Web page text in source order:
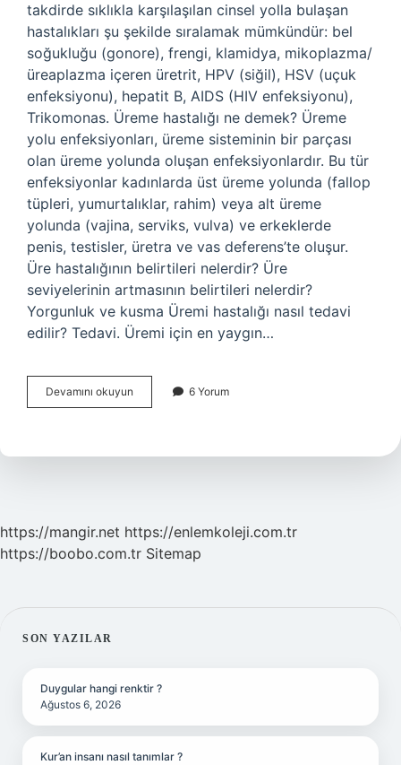
takdirde sıklıkla karşılaşılan cinsel yolla bulaşan
hastalıkları şu şekilde sıralamak mümkündür: bel
soğukluğu (gonore), frengi, klamidya, mikoplazma/
üreaplazma içeren üretrit, HPV (siğil), HSV (uçuk
enfeksiyonu), hepatit B, AIDS (HIV enfeksiyonu),
Trikomonas. Üreme hastalığı ne demek? Üreme
yolu enfeksiyonları, üreme sisteminin bir parçası
olan üreme yolunda oluşan enfeksiyonlardır. Bu tür
enfeksiyonlar kadınlarda üst üreme yolunda (fallop
tüpleri, yumurtalıklar, rahim) veya alt üreme
yolunda (vajina, serviks, vulva) ve erkeklerde
penis, testisler, üretra ve vas deferens’te oluşur.
Üre hastalığının belirtileri nelerdir? Üre
seviyelerinin artmasının belirtileri nelerdir?
Yorgunluk ve kusma Üremi hastalığı nasıl tedavi
edilir? Tedavi. Üremi için en yaygın…
Devamını okuyun
Hastalığı
6 Yorum
https://mangir.net https://enlemkoleji.com.tr
https://boobo.com.tr Sitemap
SIDEBAR
SON YAZILAR
Duygular hangi renktir ?
Ağustos 6, 2026
Kur’an insanı nasıl tanımlar ?